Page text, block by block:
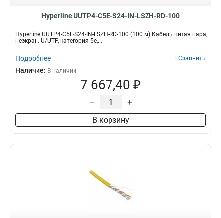
Hyperline UUTP4-C5E-S24-IN-LSZH-RD-100
Hyperline UUTP4-C5E-S24-IN-LSZH-RD-100 (100 м) Кабель витая пара,
неэкран. U/UTP, категория 5e,...
Подробнее Сравнить
Наличие: В наличии
7 667,40 ₽
– +
В корзину